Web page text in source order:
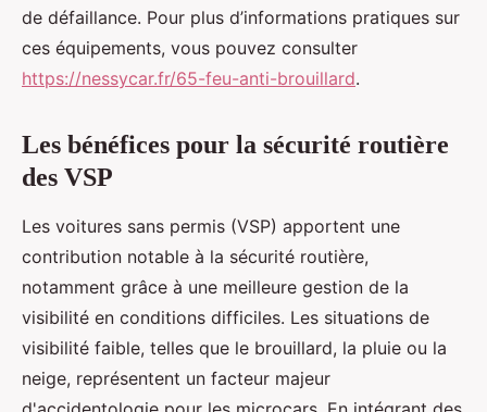
de défaillance. Pour plus d’informations pratiques sur
ces équipements, vous pouvez consulter
https://nessycar.fr/65-feu-anti-brouillard.
Les bénéfices pour la sécurité routière
des VSP
Les voitures sans permis (VSP) apportent une
contribution notable à la sécurité routière,
notamment grâce à une meilleure gestion de la
visibilité en conditions difficiles. Les situations de
visibilité faible, telles que le brouillard, la pluie ou la
neige, représentent un facteur majeur